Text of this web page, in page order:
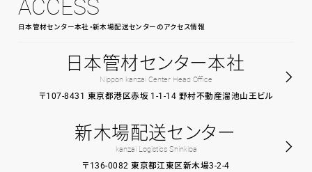
日本管材センター本社・新木場配送センターのアクセス情報
日本管材センター本社
Nippon kanzai Center Head Office
〒107-8431 東京都港区赤坂 1-1-14 野村不動産溜池山王ビル
新木場配送センター
kanzai Logistics Shinkiba
〒136-0082 東京都江東区新木場3-2-4